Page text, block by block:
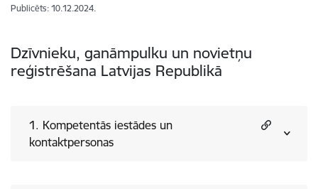
Publicēts: 10.12.2024.
Dzīvnieku, ganāmpulku un novietņu
reģistrēšana Latvijas Republikā
1. Kompetentās iestādes un
kontaktpersonas